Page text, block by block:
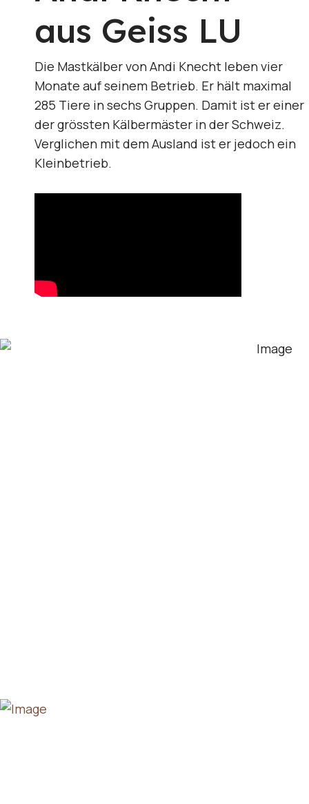
aus Geiss LU
Die Mastkälber von Andi Knecht leben vier
Monate auf seinem Betrieb. Er hält maximal
285 Tiere in sechs Gruppen. Damit ist er einer
der grössten Kälbermäster in der Schweiz.
Verglichen mit dem Ausland ist er jedoch ein
Kleinbetrieb.